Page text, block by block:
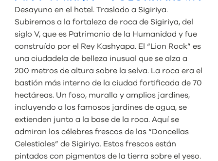
Desayuno en el hotel. Traslado a Sigiriya.
Subiremos a la fortaleza de roca de Sigiriya, del
siglo V, que es Patrimonio de la Humanidad y fue
construído por el Rey Kashyapa. El “Lion Rock” es
una ciudadela de belleza inusual que se alza a
200 metros de altura sobre la selva. La roca era el
bastión más interno de la ciudad fortificada de 70
hectáreas. Un foso, muralla y amplios jardines,
incluyendo a los famosos jardines de agua, se
extienden junto a la base de la roca. Aquí se
admiran los célebres frescos de las “Doncellas
Celestiales” de Sigiriya. Estos frescos están
pintados con pigmentos de la tierra sobre el yeso.